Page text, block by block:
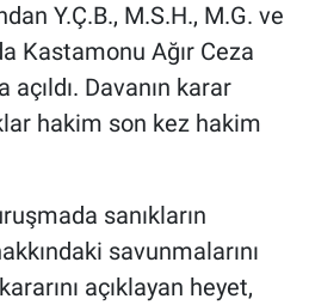
Y.Ç.B., M.S.H., M.G. ve
Kastamonu Ağır Ceza
Davanın karar
hakim son kez hakim
sanıkların
savunmalarını
açıklayan heyet,